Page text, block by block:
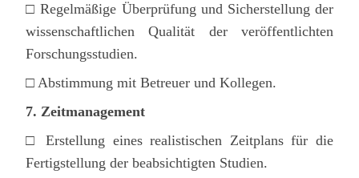
□ Regelmäßige Überprüfung und Sicherstellung der
wissenschaftlichen Qualität der veröffentlichten
Forschungsstudien.
□ Abstimmung mit Betreuer und Kollegen.
7. Zeitmanagement
□ Erstellung eines realistischen Zeitplans für die
Fertigstellung der beabsichtigten Studien.